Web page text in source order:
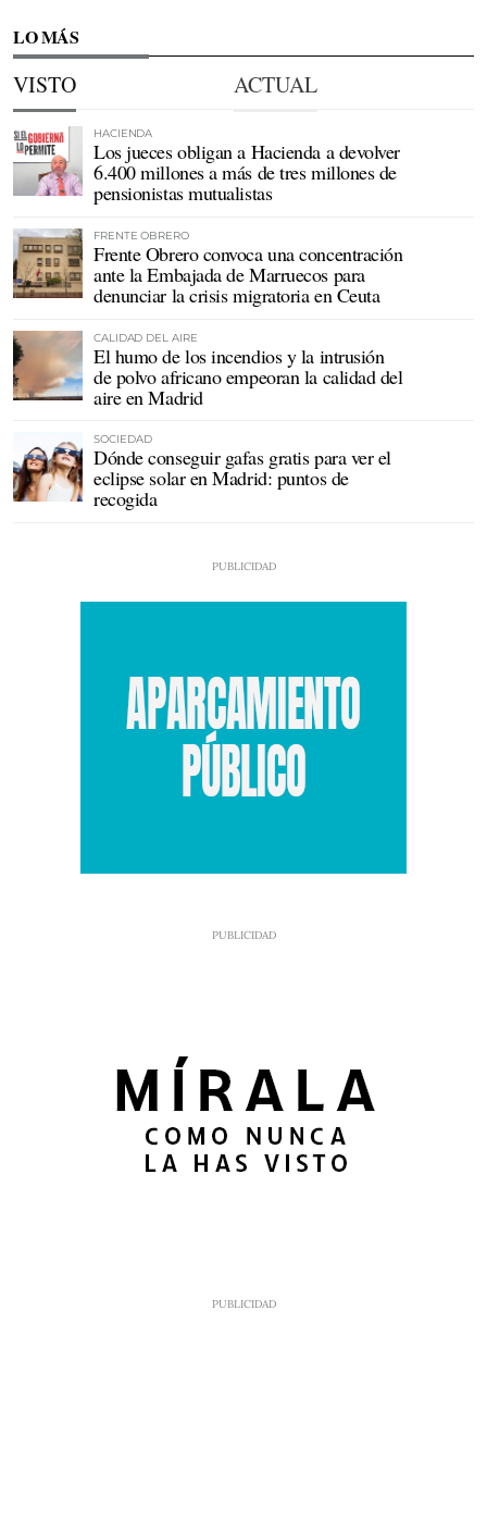
LO MÁS
VISTO ACTUAL
HACIENDA
Los jueces obligan a Hacienda a devolver
6.400 millones a más de tres millones de
pensionistas mutualistas
FRENTE OBRERO
Frente Obrero convoca una concentración
ante la Embajada de Marruecos para
denunciar la crisis migratoria en Ceuta
CALIDAD DEL AIRE
El humo de los incendios y la intrusión
de polvo africano empeoran la calidad del
aire en Madrid
SOCIEDAD
Dónde conseguir gafas gratis para ver el
eclipse solar en Madrid: puntos de
recogida